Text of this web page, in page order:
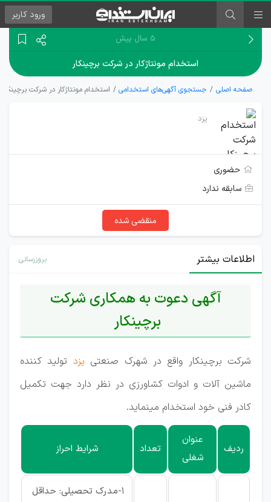
ورود کاربر
۵ سال پیش
استخدام مونتاژکار در شرکت برچینکار
صفحه اصلی جستجوی آگهی‌های استخدامی استخدام مونتاژکار در شرکت برچینکار
یزد
حضوری
سابقه ندارد
منقضی شده
اطلاعات بیشتر بروزرسانی
آگهی دعوت به همکاری شرکت
برچینکار
شرکت برچینکار واقع در شهرک صنعتی یزد تولید کننده
ماشین آلات و ادوات کشاورزی در نظر دارد جهت تکمیل
کادر فنی خود استخدام مینماید.
ردیف
عنوان
شغلی
تعداد شرایط احراز
1-مدرک تحصیلی: حداقل